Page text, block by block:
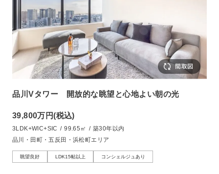
品川Vタワー 開放的な眺望と心地よい朝の光
39,800万円(税込)
3LDK+WIC+SIC / 99.65㎡ / 築30年以内
品川・田町・五反田・浜松町エリア
眺望良好 LDK15帖以上 コンシェルジュあり